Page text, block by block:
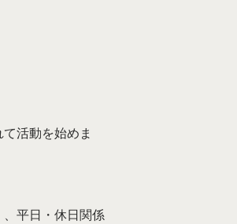
活動を始めま
平日・休日関係